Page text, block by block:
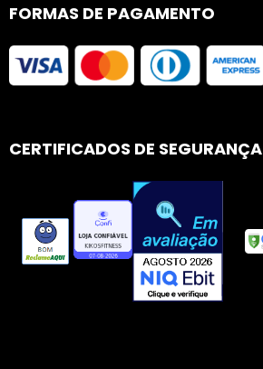
FORMAS DE PAGAMENTO
CERTIFICADOS DE SEGURANÇA